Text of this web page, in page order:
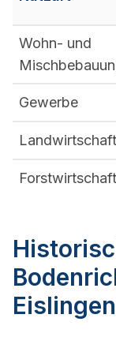
Wohn- und
Gewerbe
Landwirtschaft
Forstwirtschaft